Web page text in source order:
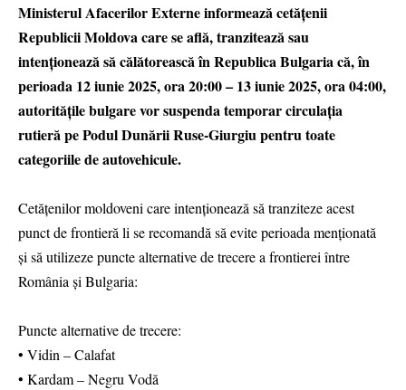
Ministerul Afacerilor Externe informează cetățenii
Republicii Moldova care se află, tranzitează sau
intenționează să călătorească în Republica Bulgaria că, în
perioada 12 iunie 2025, ora 20:00 – 13 iunie 2025, ora 04:00,
autoritățile bulgare vor suspenda temporar circulația
rutieră pe Podul Dunării Ruse-Giurgiu pentru toate
categoriile de autovehicule.
Cetățenilor moldoveni care intenționează să tranziteze acest
punct de frontieră li se recomandă să evite perioada menționată
și să utilizeze puncte alternative de trecere a frontierei între
România și Bulgaria:
Puncte alternative de trecere:
• Vidin – Calafat
• Kardam – Negru Vodă